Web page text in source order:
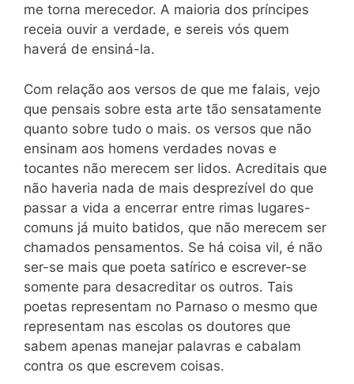
me torna merecedor. A maioria dos príncipes
receia ouvir a verdade, e sereis vós quem
haverá de ensiná-la.
Com relação aos versos de que me falais, vejo
que pensais sobre esta arte tão sensatamente
quanto sobre tudo o mais. os versos que não
ensinam aos homens verdades novas e
tocantes não merecem ser lidos. Acreditais que
não haveria nada de mais desprezível do que
passar a vida a encerrar entre rimas lugares-
comuns já muito batidos, que não merecem ser
chamados pensamentos. Se há coisa vil, é não
ser-se mais que poeta satírico e escrever-se
somente para desacreditar os outros. Tais
poetas representam no Parnaso o mesmo que
representam nas escolas os doutores que
sabem apenas manejar palavras e cabalam
contra os que escrevem coisas.